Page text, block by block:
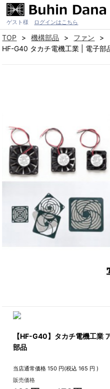
ゲスト様 ログインはこちら
TOP 機構部品
ファン
HF-G40 タカチ電機工業 | 電子部
【HF-G40】タカチ電機工業
部品
当店通常価格 150 円(税込165 円 )
販売価格